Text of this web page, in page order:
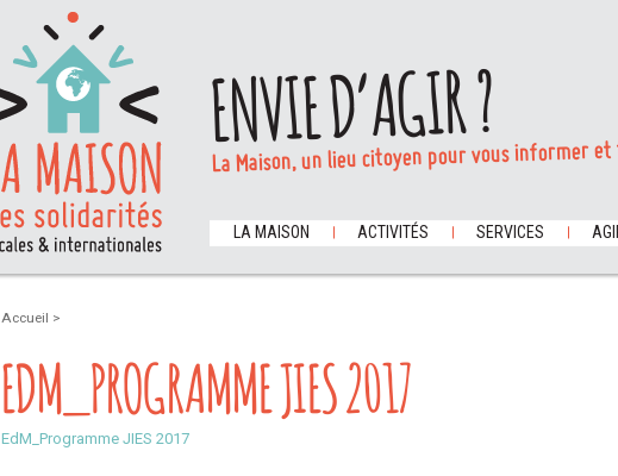
ENVIE D’AGIR ?
La Maison, un lieu citoyen pour vous informer
LA MAISON ACTIVITÉS SERVICES
Accueil >
EDM_PROGRAMME JIES 2017
EdM_Programme JIES 2017